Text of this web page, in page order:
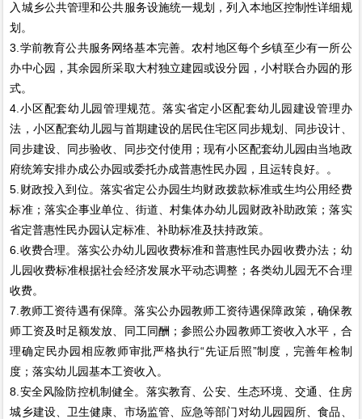
入城乡公共管理和公共服务设施统一规划，列入本地区控制性详细规
划。
3.学前教育公共服务网络基本完善。农村地区每个乡镇至少有一所公
办中心园，其余园所采取大村独立建园或设分园，小村联合办园的形
式。
4.小区配套幼儿园管理规范。落实省定小区配套幼儿园建设管理办
法，小区配套幼儿园与首期建设的居民住宅区同步规划、同步设计、
同步建设、同步验收、同步交付使用；现有小区配套幼儿园由当地政
府统筹安排办成公办园或委托办成普惠性民办园，且运转良好。。
5.财政投入到位。落实省定公办园生均财政拨款标准或生均公用经费
标准；落实企事业单位、街道、村集体办幼儿园财政补助政策；落实
省定普惠性民办园认定标准、补助标准及扶持政策。
6.收费合理。落实公办幼儿园收费标准和普惠性民办园收费办法；幼
儿园收费标准根据社会经济发展水平动态调整；各类幼儿园无不合理
收费。
7.教师工资待遇有保障。落实公办园教师工资待遇保障政策，确保教
师工资及时足额发放、同工同酬；参照公办园教师工资收入水平，合
理确定民办园相应教师审批严格执行“先证后照”制度，完善年检制
度；落实幼儿园基本工资收入。
8.安全风险防控机制健全。落实教育、公安、生态环境、交通、住房
城乡建设、卫生健康、市场监管、应急等部门对幼儿园园所、食品、